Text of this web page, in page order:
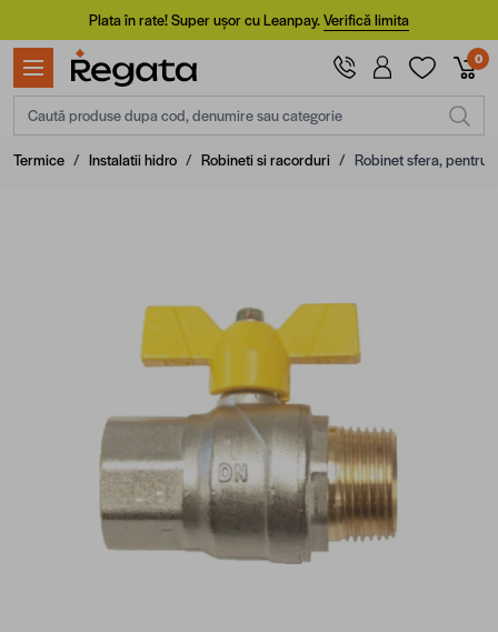
Mergi la ConținutPlata în rate! Super ușor cu Leanpay.Verifică limita
0
Caută produse dupa cod, denumire sau categorie
Termice / Instalatii hidro / Robineti si racorduri / Robinet sfera, pentru